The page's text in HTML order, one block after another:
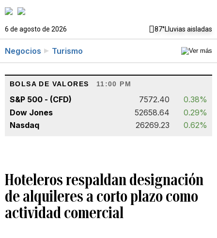
6 de agosto de 2026 87°Lluvias aisladas
Negocios Turismo
BOLSA DE VALORES 11:00 PM
S&P 500 - (CFD) 7572.40
0.38%
Dow Jones
52658.64
0.29%
Nasdaq
26269.23 0.62%
Hoteleros respaldan designación
de alquileres a corto plazo como
actividad comercial